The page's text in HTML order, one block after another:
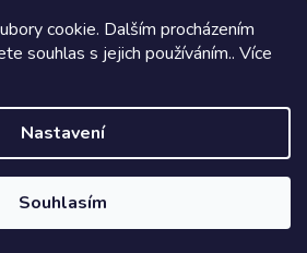
cookie. Dalším procházením
souhlas s jejich používáním.. Více
Nastavení
Souhlasím
s.r.o.. Všechna práva vyhrazena.
Shoptet implementoval
Shoptetak.cz.
Vytvořil Shoptet